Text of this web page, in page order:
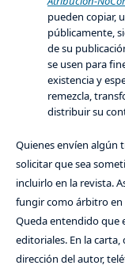
pueden copiar,
públicamente,
de su
se usen para
existencia y
remezcla,
distribuir su
Quienes envíen algún
solicitar que sea
incluirlo en la revista.
fungir como árbitro en
Queda entendido que
editoriales. En la
dirección del autor,